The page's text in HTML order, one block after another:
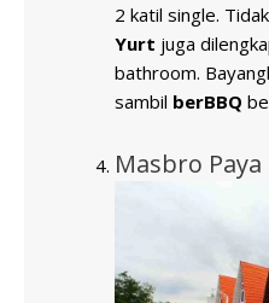
2 katil single.
Yurt juga
bathroom.
sambil berBBQ
Masbro